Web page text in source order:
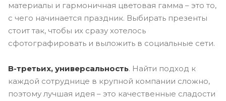
материалы и гармоничная цветовая гамма – это то,
с чего начинается праздник. Выбирать презенты
стоит так, чтобы их сразу хотелось
сфотографировать и выложить в социальные сети.
В-третьих, универсальность. Найти подход к
каждой сотруднице в крупной компании сложно,
поэтому лучшая идея – это качественные сладости